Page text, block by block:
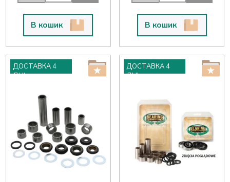
В кошик В кошик
ДОСТАВКА 4
ДНІ
ДОСТАВКА 4
ДНІ